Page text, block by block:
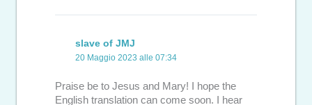
slave of JMJ
20 Maggio 2023 alle 07:34
Praise be to Jesus and Mary! I hope the
English translation can come soon. I hear